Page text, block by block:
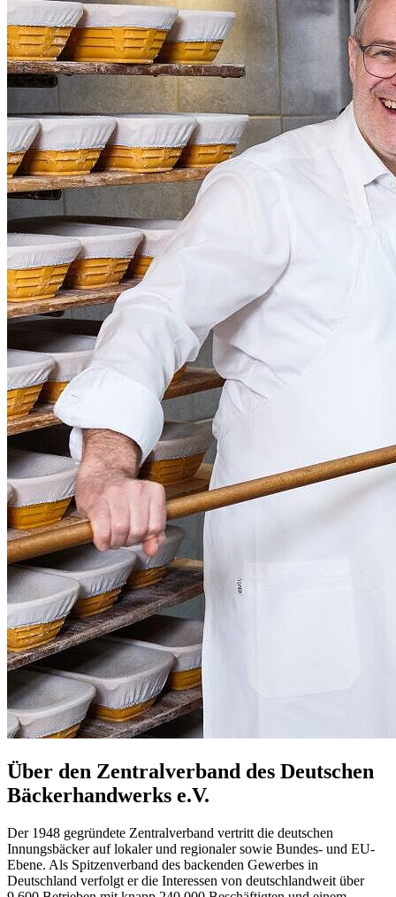
Über den Zentralverband des Deutschen
Bäckerhandwerks e.V.
Der 1948 gegründete Zentralverband vertritt die deutschen
Innungsbäcker auf lokaler und regionaler sowie Bundes- und EU-
Ebene. Als Spitzenverband des backenden Gewerbes in
Deutschland verfolgt er die Interessen von deutschlandweit über